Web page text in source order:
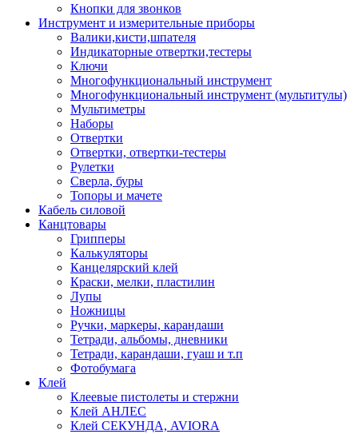
Кнопки для звонков
Инструмент и измерительные приборы
Валики,кисти,шпателя
Индикаторные отвертки,тестеры
Ключи
Многофункциональный инструмент
Многофункциональный инструмент (мультитулы)
Мультиметры
Наборы
Отвертки
Отвертки, отвертки-тестеры
Рулетки
Сверла, буры
Топоры и мачете
Кабель силовой
Канцтовары
Грипперы
Калькуляторы
Канцелярский клей
Краски, мелки, пластилин
Лупы
Ножницы
Ручки, маркеры, карандаши
Тетради, альбомы, дневники
Тетради, карандаши, гуаш и т.п
Фотобумага
Клей
Клеевые пистолеты и стержни
Клей АНЛЕС
Клей СЕКУНДА, AVIORA